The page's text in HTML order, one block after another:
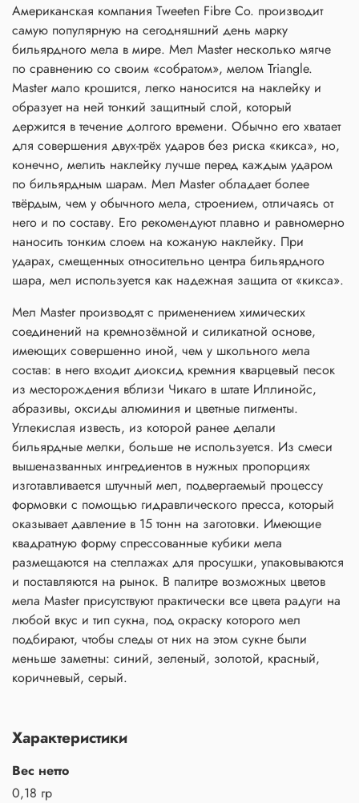
Американская компания Tweeten Fibre Co. производит
самую популярную на сегодняшний день марку
бильярдного мела в мире. Мел Master несколько мягче
по сравнению со своим «собратом», мелом Triangle.
Master мало крошится, легко наносится на наклейку и
образует на ней тонкий защитный слой, который
держится в течение долгого времени. Обычно его хватает
для совершения двух-трёх ударов без риска «кикса», но,
конечно, мелить наклейку лучше перед каждым ударом
по бильярдным шарам. Мел Master обладает более
твёрдым, чем у обычного мела, строением, отличаясь от
него и по составу. Его рекомендуют плавно и равномерно
наносить тонким слоем на кожаную наклейку. При
ударах, смещенных относительно центра бильярдного
шара, мел используется как надежная защита от «кикса».
Мел Master производят с применением химических
соединений на кремнозёмной и силикатной основе,
имеющих совершенно иной, чем у школьного мела
состав: в него входит диоксид кремния кварцевый песок
из месторождения вблизи Чикаго в штате Иллинойс,
абразивы, оксиды алюминия и цветные пигменты.
Углекислая известь, из которой ранее делали
бильярдные мелки, больше не используется. Из смеси
вышеназванных ингредиентов в нужных пропорциях
изготавливается штучный мел, подвергаемый процессу
формовки с помощью гидравлического пресса, который
оказывает давление в 15 тонн на заготовки. Имеющие
квадратную форму спрессованные кубики мела
размещаются на стеллажах для просушки, упаковываются
и поставляются на рынок. В палитре возможных цветов
мела Master присутствуют практически все цвета радуги на
любой вкус и тип сукна, под окраску которого мел
подбирают, чтобы следы от них на этом сукне были
меньше заметны: синий, зеленый, золотой, красный,
коричневый, серый.
Характеристики
Вес нетто
0,18 гр